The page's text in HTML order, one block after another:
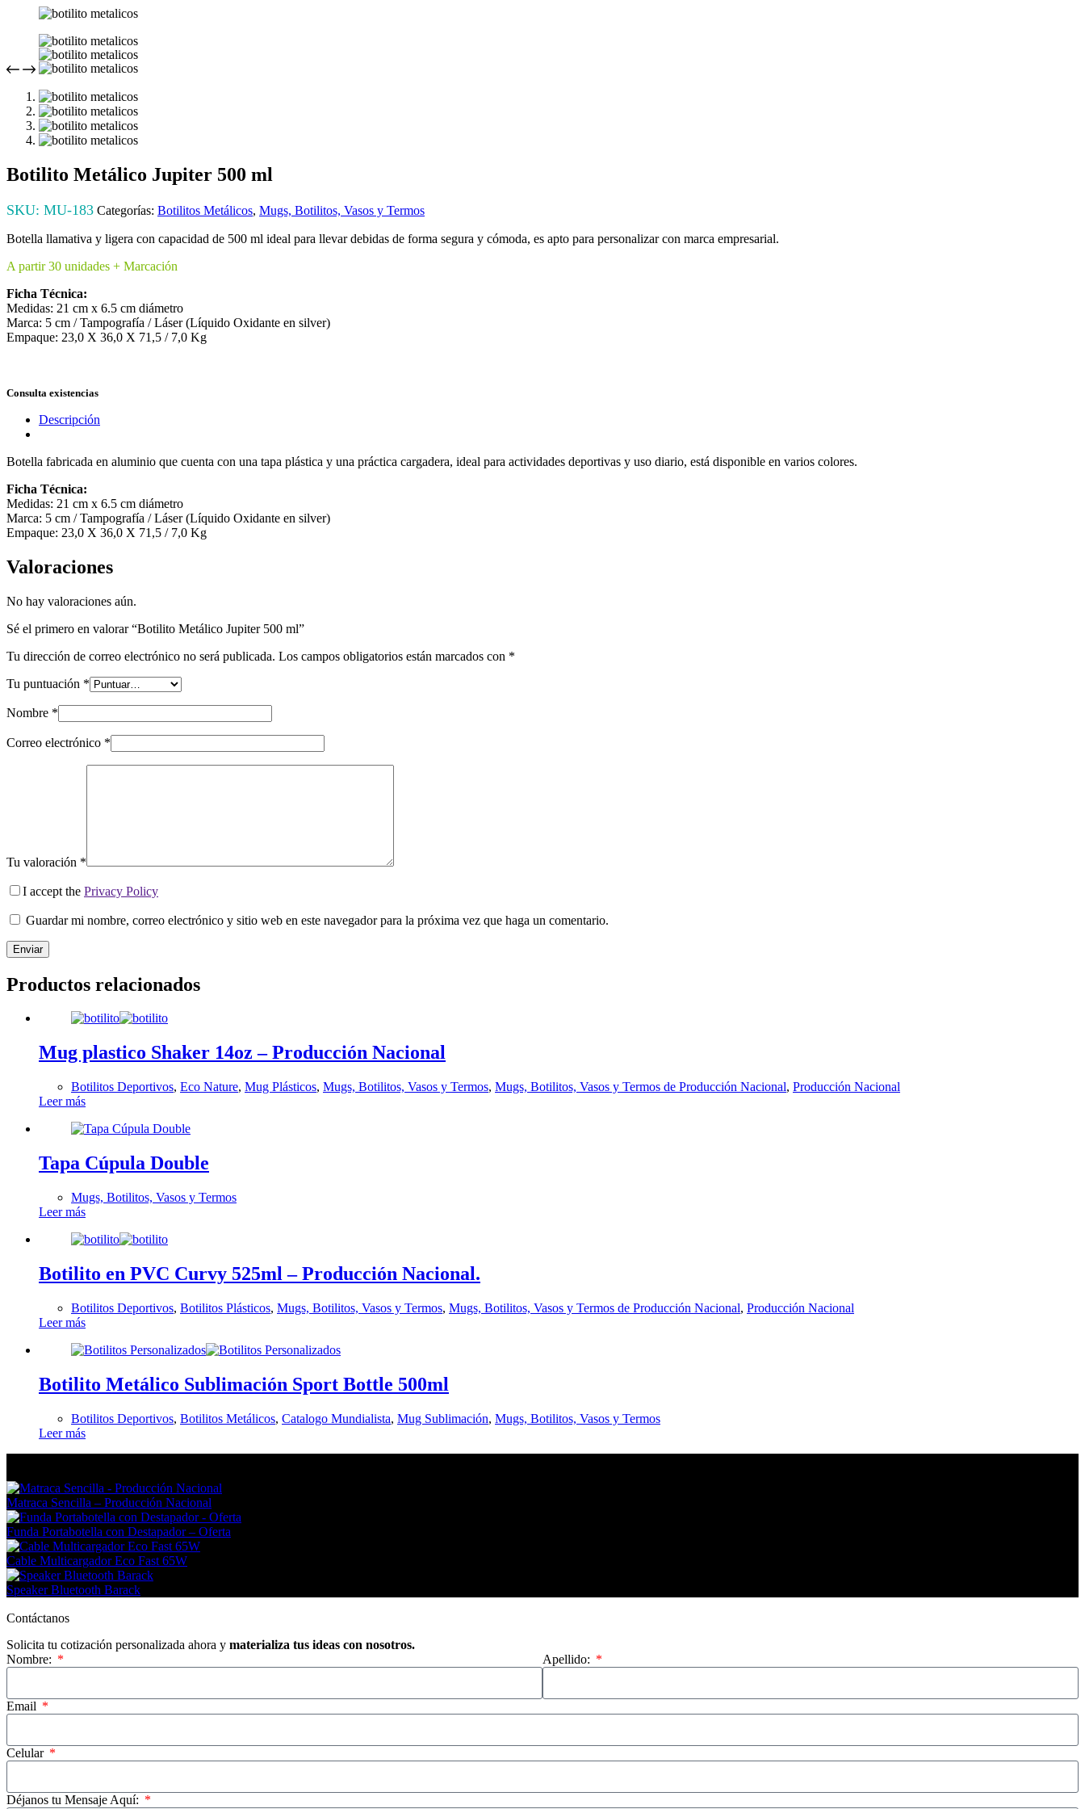
Botilito Metálico Jupiter 500 ml
SKU: MU-183 Categorías: Botilitos Metálicos, Mugs, Botilitos, Vasos y Termos
Botella llamativa y ligera con capacidad de 500 ml ideal para llevar debidas de forma segura y cómoda, es apto para personalizar con marca empresarial.
A partir 30 unidades + Marcación
Ficha Técnica:
Medidas: 21 cm x 6.5 cm diámetro
Marca: 5 cm / Tampografía / Láser (Líquido Oxidante en silver)
Empaque: 23,0 X 36,0 X 71,5 / 7,0 Kg
Consulta existencias
Descripción
Botella fabricada en aluminio que cuenta con una tapa plástica y una práctica cargadera, ideal para actividades deportivas y uso diario, está disponible en varios colores.
Ficha Técnica:
Medidas: 21 cm x 6.5 cm diámetro
Marca: 5 cm / Tampografía / Láser (Líquido Oxidante en silver)
Empaque: 23,0 X 36,0 X 71,5 / 7,0 Kg
Valoraciones
No hay valoraciones aún.
Sé el primero en valorar “Botilito Metálico Jupiter 500 ml”
Tu dirección de correo electrónico no será publicada. Los campos obligatorios están marcados con *
Tu puntuación *
Nombre *
Correo electrónico *
Tu valoración *
I accept the Privacy Policy
Guardar mi nombre, correo electrónico y sitio web en este navegador para la próxima vez que haga un comentario.
Enviar
Productos relacionados
Mug plastico Shaker 14oz – Producción Nacional
Botilitos Deportivos, Eco Nature, Mug Plásticos, Mugs, Botilitos, Vasos y Termos, Mugs, Botilitos, Vasos y Termos de Producción Nacional, Producción Nacional
Leer más
Tapa Cúpula Double
Mugs, Botilitos, Vasos y Termos
Leer más
Botilito en PVC Curvy 525ml – Producción Nacional.
Botilitos Deportivos, Botilitos Plásticos, Mugs, Botilitos, Vasos y Termos, Mugs, Botilitos, Vasos y Termos de Producción Nacional, Producción Nacional
Leer más
Botilito Metálico Sublimación Sport Bottle 500ml
Botilitos Deportivos, Botilitos Metálicos, Catalogo Mundialista, Mug Sublimación, Mugs, Botilitos, Vasos y Termos
Leer más
Matraca Sencilla – Producción Nacional
Funda Portabotella con Destapador – Oferta
Cable Multicargador Eco Fast 65W
Speaker Bluetooth Barack
Contáctanos
Solicita tu cotización personalizada ahora y materializa tus ideas con nosotros.
Nombre:
Apellido:
Email
Celular
Déjanos tu Mensaje Aquí: